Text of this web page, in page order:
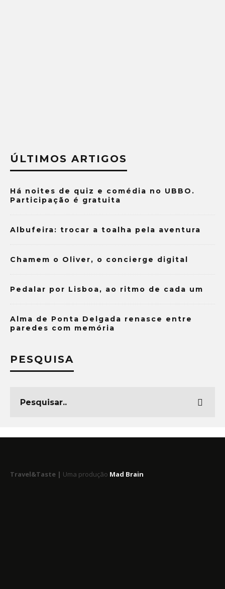
ÚLTIMOS ARTIGOS
Há noites de quiz e comédia no UBBO.
Participação é gratuita
Albufeira: trocar a toalha pela aventura
Chamem o Oliver, o concierge digital
Pedalar por Lisboa, ao ritmo de cada um
Alma de Ponta Delgada renasce entre
paredes com memória
PESQUISA
Travel&Taste | Uma produção Mad Brain